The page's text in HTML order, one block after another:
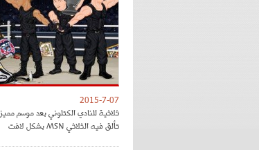
2015-7-07
ثلاثية للنادي الكتلوني بعد موسم مميز
تألق فيه الثلاثي MSN بشكل لافت